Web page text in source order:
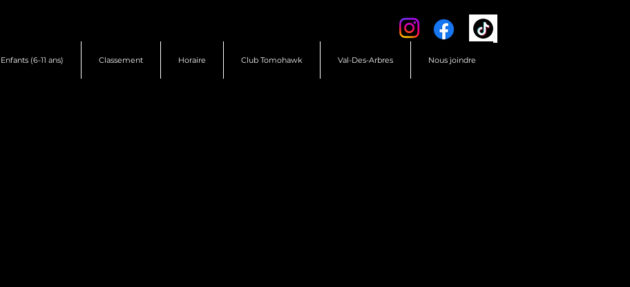
Enfants (6-11 ans) Classement Horaire Club Tomohawk Val-Des-Arbres Nous joindre